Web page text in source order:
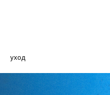
уход